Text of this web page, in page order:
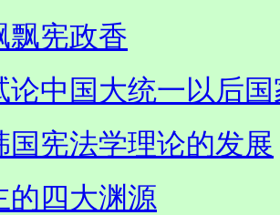
飘宪政香
论中国大统一以后
国宪法学理论的发展
的四大渊源